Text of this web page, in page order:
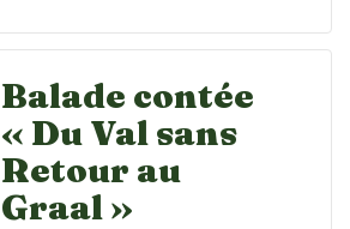
Balade contée
« Du Val sans
Retour au
Graal »